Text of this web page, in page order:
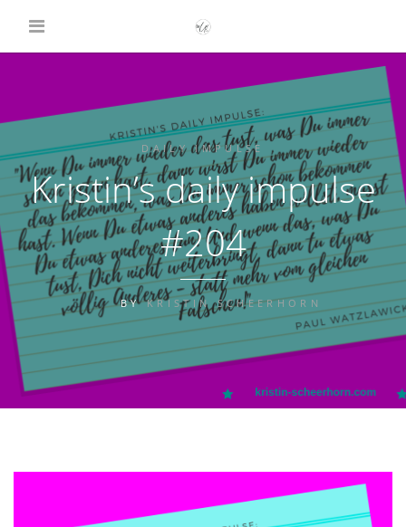
DAILY IMPULSE
Kristin’s daily impulse
#204
BYKRISTIN SCHEERHORN